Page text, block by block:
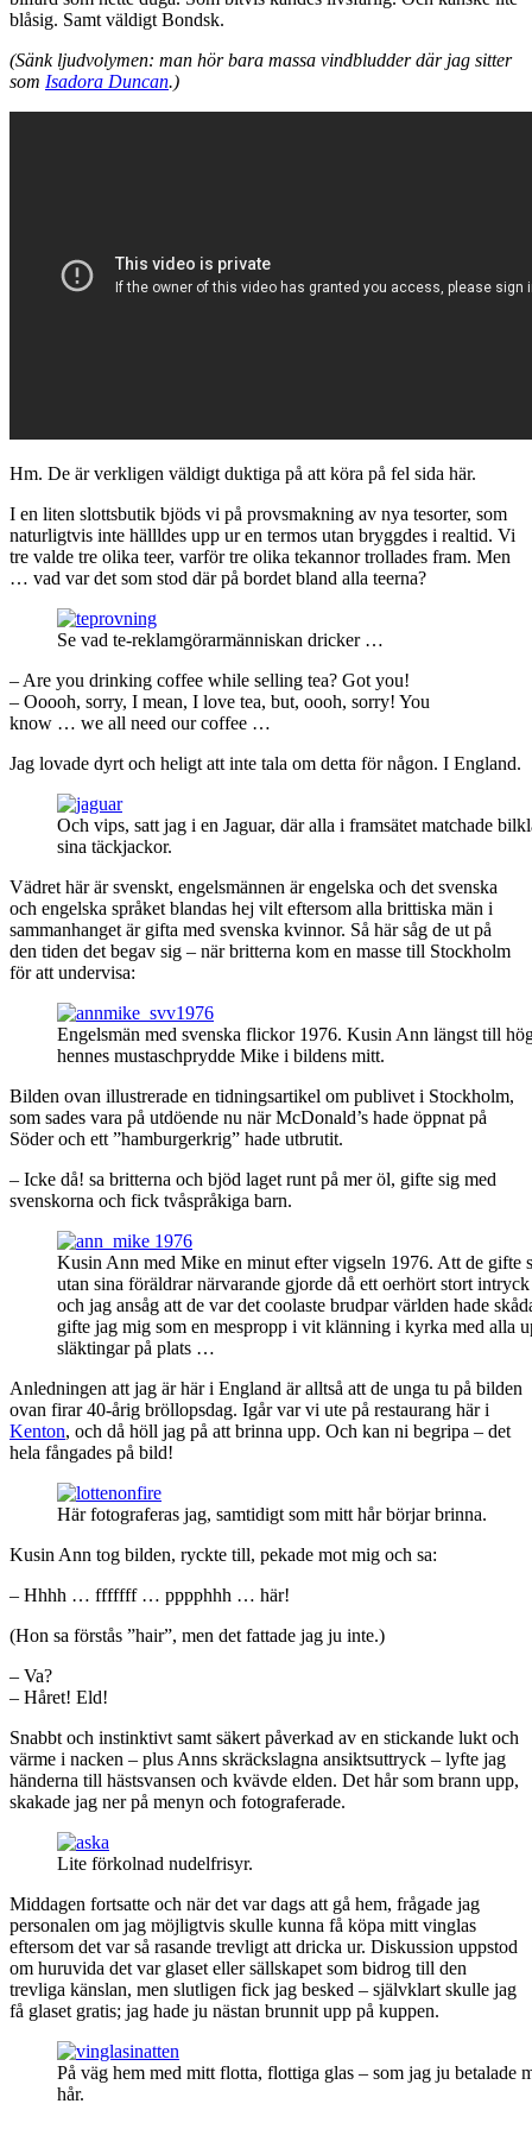
blåsig. Samt väldigt Bondsk.
(Sänk ljudvolymen: man hör bara massa vindbludder där jag sitter
som Isadora Duncan.)
Hm. De är verkligen väldigt duktiga på att köra på fel sida här.
I en liten slottsbutik bjöds vi på provsmakning av nya tesorter, som
naturligtvis inte hällldes upp ur en termos utan bryggdes i realtid. Vi
tre valde tre olika teer, varför tre olika tekannor trollades fram. Men
… vad var det som stod där på bordet bland alla teerna?
Se vad te-reklamgörarmänniskan dricker …
– Are you drinking coffee while selling tea? Got you!
– Ooooh, sorry, I mean, I love tea, but, oooh, sorry! You
know … we all need our coffee …
Jag lovade dyrt och heligt att inte tala om detta för någon. I England.
Och vips, satt jag i en Jaguar, där alla i framsätet matchade
sina täckjackor.
Vädret här är svenskt, engelsmännen är engelska och det svenska
och engelska språket blandas hej vilt eftersom alla brittiska män i
sammanhanget är gifta med svenska kvinnor. Så här såg de ut på
den tiden det begav sig – när britterna kom en masse till Stockholm
för att undervisa:
Engelsmän med svenska flickor 1976. Kusin Ann längst till
hennes mustaschprydde Mike i bildens mitt.
Bilden ovan illustrerade en tidningsartikel om publivet i Stockholm,
som sades vara på utdöende nu när McDonald’s hade öppnat på
Söder och ett ”hamburgerkrig” hade utbrutit.
– Icke då! sa britterna och bjöd laget runt på mer öl, gifte sig med
svenskorna och fick tvåspråkiga barn.
Kusin Ann med Mike en minut efter vigseln 1976. Att de gifte
utan sina föräldrar närvarande gjorde då ett oerhört stort
och jag ansåg att de var det coolaste brudpar världen hade
gifte jag mig som en mespropp i vit klänning i kyrka med alla
släktingar på plats …
Anledningen att jag är här i England är alltså att de unga tu på bilden
ovan firar 40-årig bröllopsdag. Igår var vi ute på restaurang här i
Kenton, och då höll jag på att brinna upp. Och kan ni begripa – det
hela fångades på bild!
Här fotograferas jag, samtidigt som mitt hår börjar brinna.
Kusin Ann tog bilden, ryckte till, pekade mot mig och sa:
– Hhhh … fffffff … pppphhh … här!
(Hon sa förstås ”hair”, men det fattade jag ju inte.)
– Va?
– Håret! Eld!
Snabbt och instinktivt samt säkert påverkad av en stickande lukt och
värme i nacken – plus Anns skräckslagna ansiktsuttryck – lyfte jag
händerna till hästsvansen och kvävde elden. Det hår som brann upp,
skakade jag ner på menyn och fotograferade.
Lite förkolnad nudelfrisyr.
Middagen fortsatte och när det var dags att gå hem, frågade jag
personalen om jag möjligtvis skulle kunna få köpa mitt vinglas
eftersom det var så rasande trevligt att dricka ur. Diskussion uppstod
om huruvida det var glaset eller sällskapet som bidrog till den
trevliga känslan, men slutligen fick jag besked – självklart skulle jag
få glaset gratis; jag hade ju nästan brunnit upp på kuppen.
På väg hem med mitt flotta, flottiga glas – som jag ju betalade
hår.